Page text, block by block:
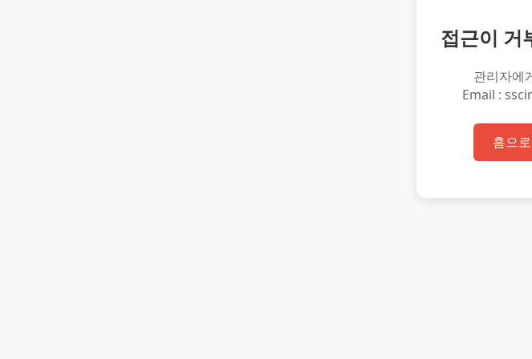
접근이 거
관리자에
Email :
홈으